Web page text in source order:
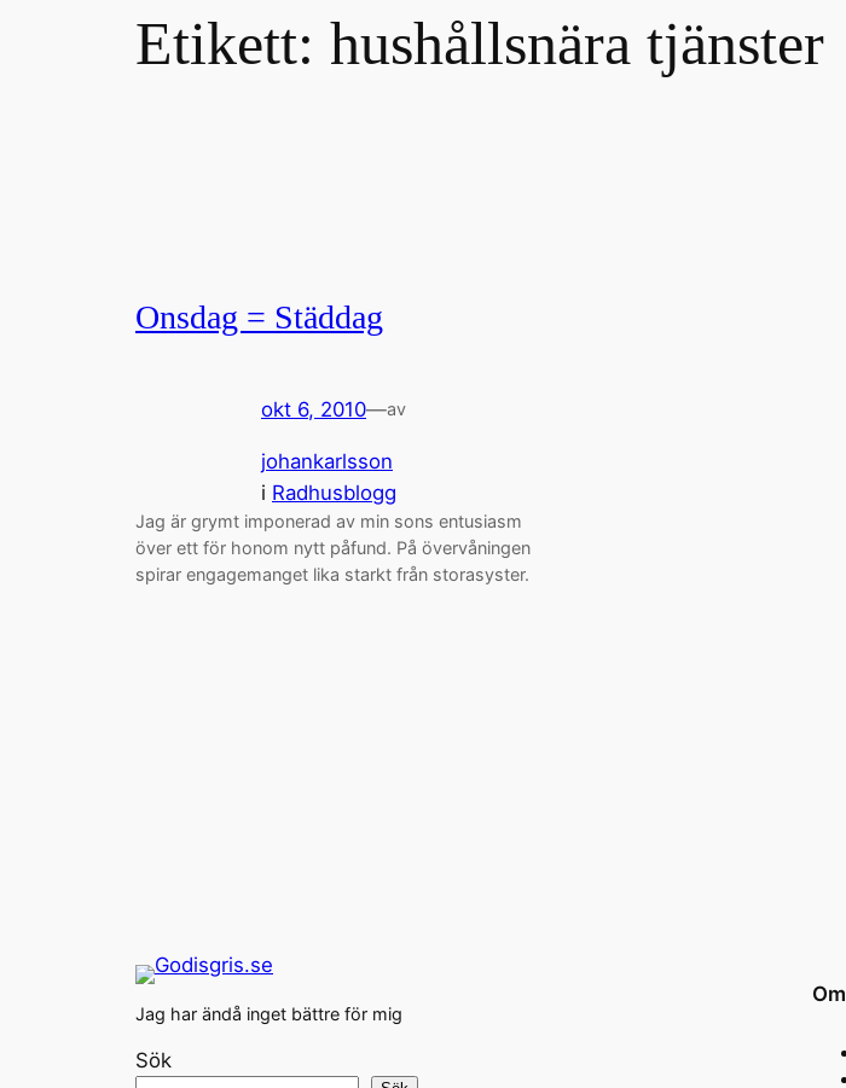
Etikett: hushållsnära tjänster
Onsdag = Städdag
okt 6, 2010—av
johankarlsson
i Radhusblogg
Jag är grymt imponerad av min sons entusiasm
över ett för honom nytt påfund. På övervåningen
spirar engagemanget lika starkt från storasyster.
Jag har ändå inget bättre för mig
Sök
Om